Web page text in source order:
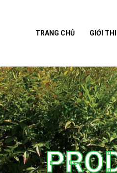
TRANG CHỦ GIỚI